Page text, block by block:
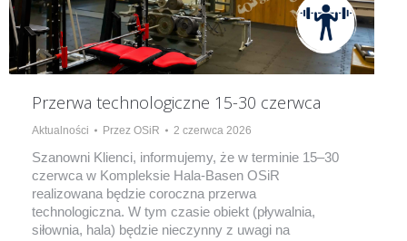
Przerwa technologiczne 15-30 czerwca
Aktualności Przez OSiR 2 czerwca 2026
Szanowni Klienci, informujemy, że w terminie 15–30
czerwca w Kompleksie Hala-Basen OSiR
realizowana będzie coroczna przerwa
technologiczna. W tym czasie obiekt (pływalnia,
siłownia, hala) będzie nieczynny z uwagi na